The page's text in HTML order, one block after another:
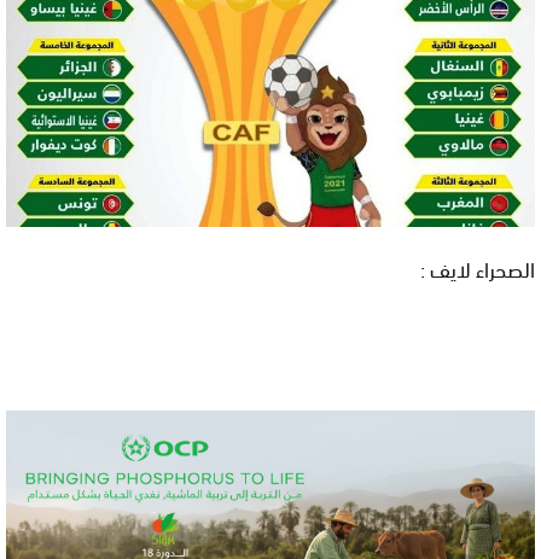
الصحراء لايف :